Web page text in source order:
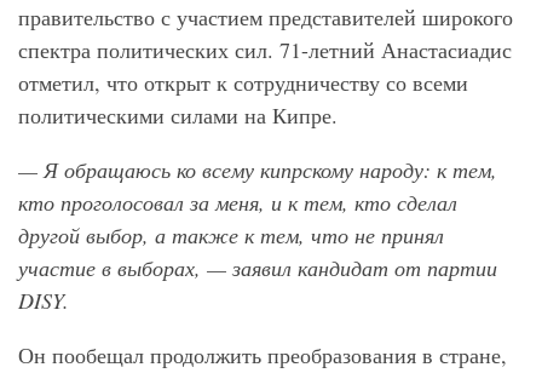
правительство с участием представителей широкого
спектра политических сил. 71-летний Анастасиадис
отметил, что открыт к сотрудничеству со всеми
политическими силами на Кипре.
— Я обращаюсь ко всему кипрскому народу: к тем,
кто проголосовал за меня, и к тем, кто сделал
другой выбор, а также к тем, что не принял
участие в выборах, — заявил кандидат от партии
DISY.
Он пообещал продолжить преобразования в стране,